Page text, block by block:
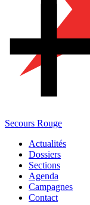
Secours Rouge
Actualités
Dossiers
Sections
Agenda
Campagnes
Contact